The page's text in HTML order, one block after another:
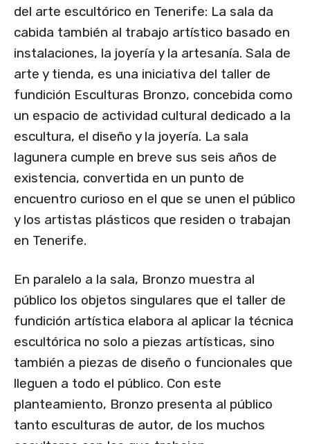
del arte escultórico en Tenerife: La sala da
cabida también al trabajo artístico basado en
instalaciones, la joyería y la artesanía. Sala de
arte y tienda, es una iniciativa del taller de
fundición Esculturas Bronzo, concebida como
un espacio de actividad cultural dedicado a la
escultura, el diseño y la joyería. La sala
lagunera cumple en breve sus seis años de
existencia, convertida en un punto de
encuentro curioso en el que se unen el público
y los artistas plásticos que residen o trabajan
en Tenerife.
En paralelo a la sala, Bronzo muestra al
público los objetos singulares que el taller de
fundición artística elabora al aplicar la técnica
escultórica no solo a piezas artísticas, sino
también a piezas de diseño o funcionales que
lleguen a todo el público. Con este
planteamiento, Bronzo presenta al público
tanto esculturas de autor, de los muchos